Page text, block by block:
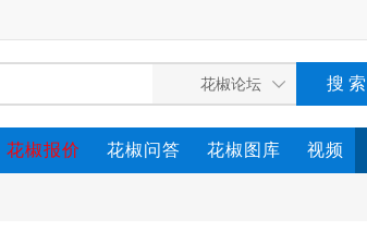
花椒报价 花椒问答 花椒图库 视频